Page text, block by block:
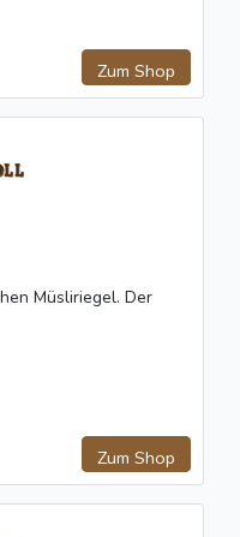
Zum Shop
Müsliriegel. Der
Zum Shop